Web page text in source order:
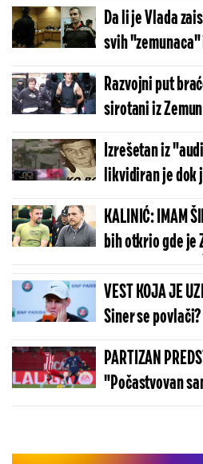
Da li je Vlada
svih
se!
Razvojni put
sirotani iz
milioneri!
Izrešetan iz
likvidiran je
njega ispaljeno
KALINIĆ: IMAM
bih otkrio gde je
VEST KOJA JE
Siner se povlači?
PARTIZAN
"Počastvovan
sa velikom